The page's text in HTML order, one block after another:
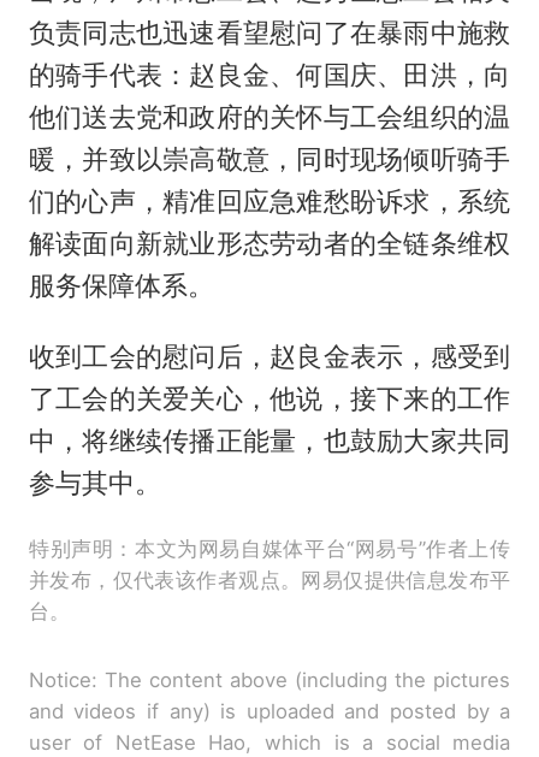
负责同志也迅速看望慰问了在暴雨中施救
的骑手代表：赵良金、何国庆、田洪，向
他们送去党和政府的关怀与工会组织的温
暖，并致以崇高敬意，同时现场倾听骑手
们的心声，精准回应急难愁盼诉求，系统
解读面向新就业形态劳动者的全链条维权
服务保障体系。
收到工会的慰问后，赵良金表示，感受到
了工会的关爱关心，他说，接下来的工作
中，将继续传播正能量，也鼓励大家共同
参与其中。
特别声明：本文为网易自媒体平台“网易号”作者上传
并发布，仅代表该作者观点。网易仅提供信息发布平
台。
Notice: The content above (including the pictures
and videos if any) is uploaded and posted by a
user of NetEase Hao, which is a social media